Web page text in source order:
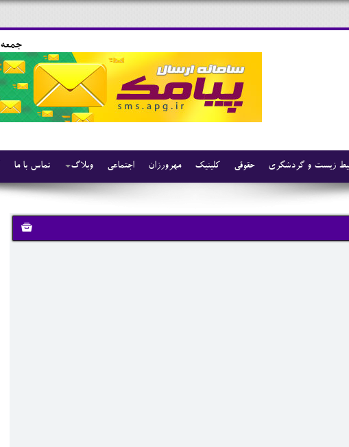
جمعه 16 مرداد 1405-2:36-
تماس با ما وبلاگ اجتماعی مهرورزان کلینیک حقوقی زیست و گردشگری